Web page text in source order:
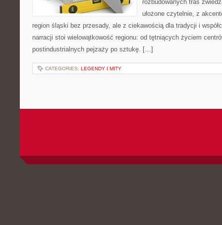
rozbudowanych tras
ułożone czytelnie, z
region śląski bez przesady, ale z ciekawością dla tradycji i
narracji stoi wielowątkowość regionu: od tętniących życiem
postindustrialnych pejzaży po sztukę. […]
CATEGORIES: LEGENDY I MITY